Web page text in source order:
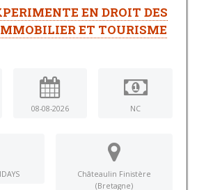
EN DROIT DES
ET TOURISME
08-08-2026 NC
Châteaulin Finistère
(Bretagne)